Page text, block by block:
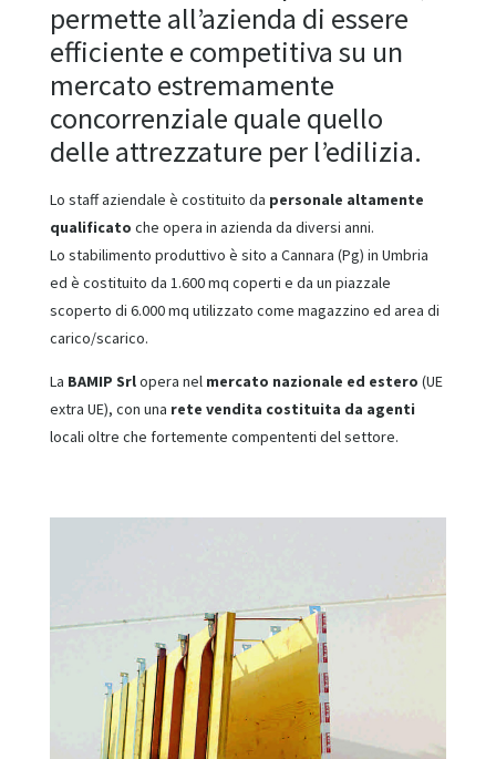
permette all’azienda di essere
efficiente e competitiva su un
mercato estremamente
concorrenziale quale quello
delle attrezzature per l’edilizia.
Lo staff aziendale è costituito da personale altamente
qualificato che opera in azienda da diversi anni.
Lo stabilimento produttivo è sito a Cannara (Pg) in Umbria
ed è costituito da 1.600 mq coperti e da un piazzale
scoperto di 6.000 mq utilizzato come magazzino ed area di
carico/scarico.
La BAMIP Srlopera nel mercato nazionale ed estero (UE
extra UE), con una rete vendita costituita da agenti
locali oltre che fortemente compententi del settore.